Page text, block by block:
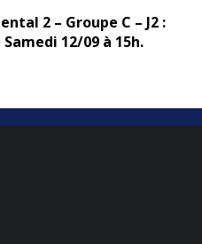
2 – Groupe C – J2 :
Samedi 12/09 à 15h.